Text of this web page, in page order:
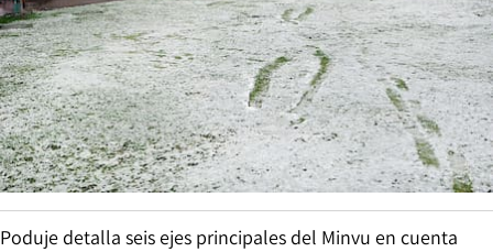
Poduje detalla seis ejes principales del Minvu en cuenta